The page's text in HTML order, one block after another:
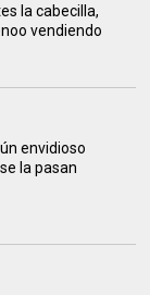
la cabecilla,
vendiendo
envidioso
la pasan